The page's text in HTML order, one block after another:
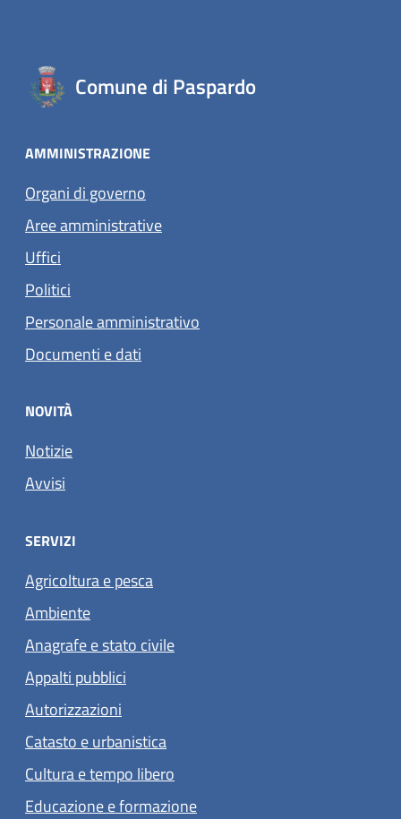
Comune di Paspardo
AMMINISTRAZIONE
Organi di governo
Aree amministrative
Uffici
Politici
Personale amministrativo
Documenti e dati
NOVITÀ
Notizie
Avvisi
SERVIZI
Agricoltura e pesca
Ambiente
Anagrafe e stato civile
Appalti pubblici
Autorizzazioni
Catasto e urbanistica
Cultura e tempo libero
Educazione e formazione